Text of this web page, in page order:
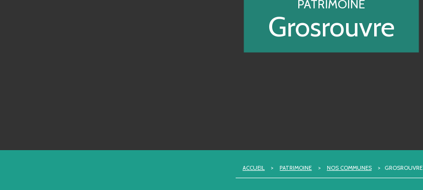
PATRIMOINE
Grosrouvre
ACCUEIL > PATRIMOINE > NOS COMMUNES > GROSROUVRE